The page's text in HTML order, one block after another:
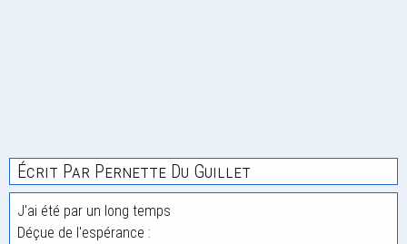
Écrit Par Pernette Du Guillet
J'ai été par un long temps
Déçue de l'espérance :